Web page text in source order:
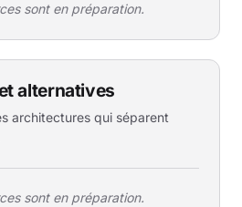
sont en préparation.
alternatives
architectures qui séparent
sont en préparation.